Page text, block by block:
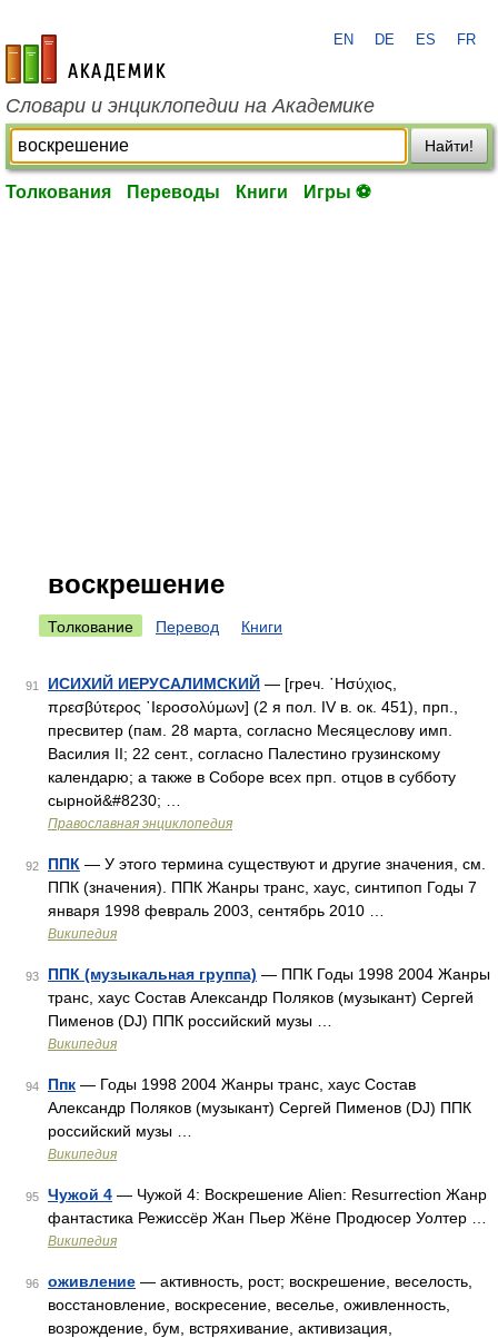
academic.ru
EN DE ES FR
Словари и энциклопедии на Академике
Найти!
Толкования Переводы Книги Игры ⚽
воскрешение
Толкование Перевод Книги
91 ИСИХИЙ ИЕРУСАЛИМСКИЙ — [греч. ῾Ησύχιος,
πρεσβύτερος ῾Ιεροσολύμων] (2 я пол. IV в. ок. 451), прп.,
пресвитер (пам. 28 марта, согласно Месяцеслову имп.
Василия II; 22 сент., согласно Палестино грузинскому
календарю; а также в Соборе всех прп. отцов в субботу
сырной&#8230; …
Православная энциклопедия
92 ППК — У этого термина существуют и другие значения, см.
ППК (значения). ППК Жанры транс, хаус, синтипоп Годы 7
января 1998 февраль 2003, сентябрь 2010 …
Википедия
93 ППК (музыкальная группа) — ППК Годы 1998 2004 Жанры
транс, хаус Состав Александр Поляков (музыкант) Сергей
Пименов (DJ) ППК российский музы …
Википедия
94 Ппк — Годы 1998 2004 Жанры транс, хаус Состав
Александр Поляков (музыкант) Сергей Пименов (DJ) ППК
российский музы …
Википедия
95 Чужой 4 — Чужой 4: Воскрешение Alien: Resurrection Жанр
фантастика Режиссёр Жан Пьер Жёне Продюсер Уолтер …
Википедия
96 оживление — активность, рост; воскрешение, веселость,
восстановление, воскресение, веселье, оживленность,
возрождение, бум, встряхивание, активизация,